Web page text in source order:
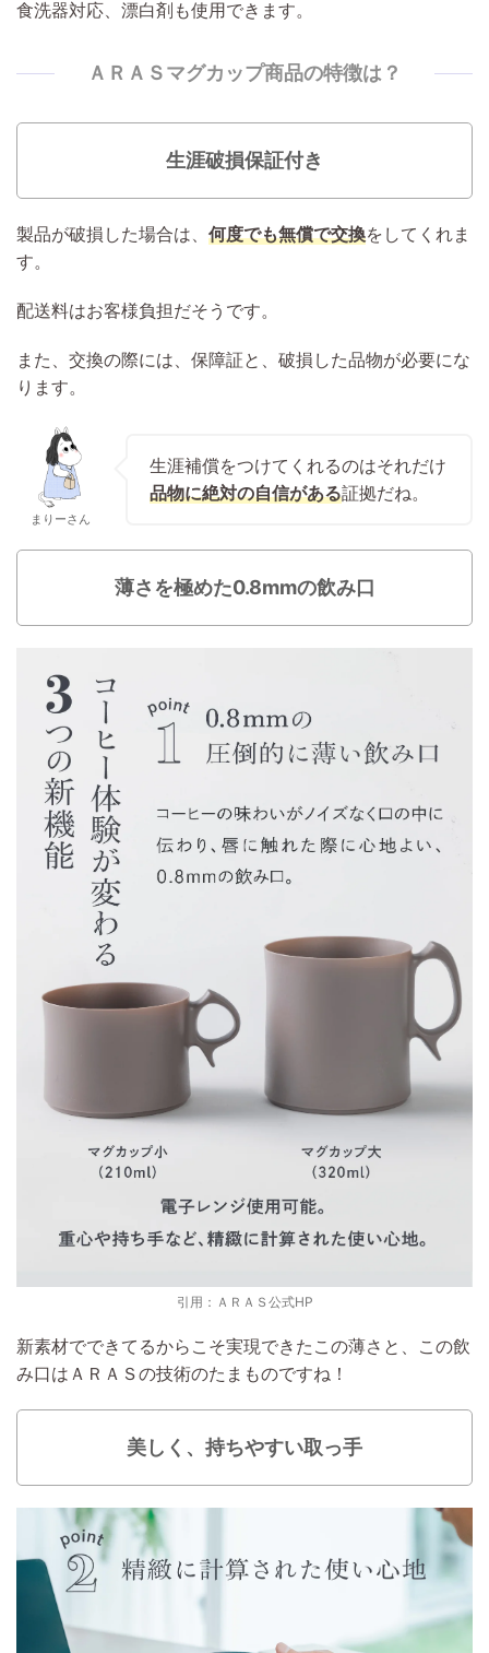
食洗器対応、漂白剤も使用できます。
ＡＲＡＳマグカップ商品の特徴は？
生涯破損保証付き
製品が破損した場合は、 何度でも無償で交換をしてくれま
す。
配送料はお客様負担だそうです。
また、交換の際には、保障証と、破損した品物が必要にな
ります。
まりーさん
生涯補償をつけてくれるのはそれだけ
品物に絶対の自信がある証拠だね。
薄さを極めた0.8mmの飲み口
引用：ＡＲＡＳ公式HP
新素材でできてるからこそ実現できたこの薄さと、この飲
み口はＡＲＡＳの技術のたまものですね！
美しく、持ちやすい取っ手